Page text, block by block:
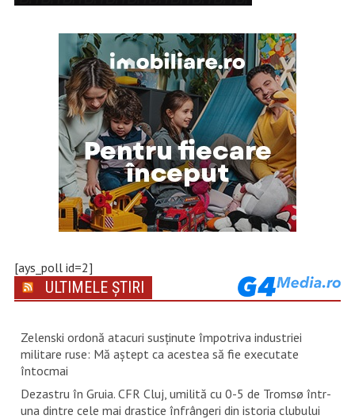
[ays_poll id=2]
ULTIMELE ȘTIRI
Zelenski ordonă atacuri susţinute împotriva industriei
militare ruse: Mă aştept ca acestea să fie executate
întocmai
Dezastru în Gruia. CFR Cluj, umilită cu 0-5 de Tromsø într-
una dintre cele mai drastice înfrângeri din istoria clubului